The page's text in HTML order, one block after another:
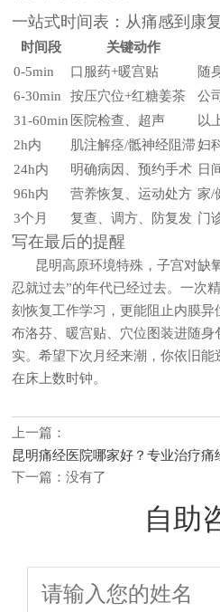
一站式时间表：从痛感到康复
时间段 关键动作
0-5min
口服药+暖宫贴
随
6-30min
按压穴位+红糖姜茶
公
31-60min 医院检查、超声
以
2h内
肌注解痉/骶神经阻滞妇
24h内
明确病因、预约手术 日
96h内
营养恢复、运动处方 家/
3个月
复查、调方、防复发 门
写在最后的提醒
昆明高原环境特殊，子宫对缺
忍就过去”的年代已经过去。一次
刻恢复工作学习，更能阻止内膜
布洛芬、暖宫贴、穴位图装进随身
实。希望下次月经来潮，你依旧
在床上数时钟。
上一篇：
昆明痛经医院哪家好？专业治疗痛
下一篇：没有了
自助